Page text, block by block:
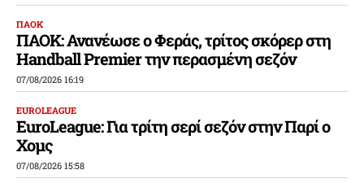
ΠΑΟΚ
ΠΑΟΚ: Ανανέωσε ο Φεράς, τρίτος σκόρερ στη
Handball Premier την περασμένη σεζόν
07/08/2026 16:19
EUROLEAGUE
EuroLeague: Για τρίτη σερί σεζόν στην Παρί ο
Χομς
07/08/2026 15:58